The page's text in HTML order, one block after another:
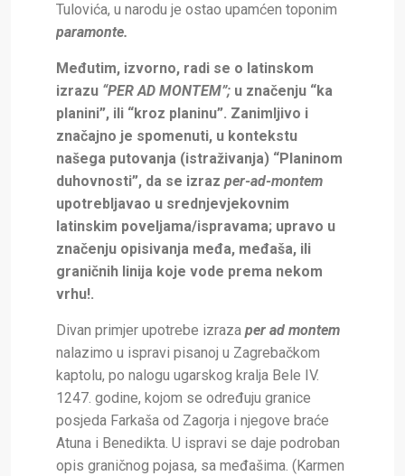
Tulovića, u narodu je ostao upamćen toponim
paramonte.
Međutim, izvorno, radi se o latinskom
izrazu “PER AD MONTEM”; u značenju “ka
planini”, ili “kroz planinu”. Zanimljivo i
značajno je spomenuti, u kontekstu
našega putovanja (istraživanja) “Planinom
duhovnosti”, da se izraz per-ad-montem
upotrebljavao u srednjevjekovnim
latinskim poveljama/ispravama; upravo u
značenju opisivanja međa, međaša, ili
graničnih linija koje vode prema nekom
vrhu!.
Divan primjer upotrebe izraza per ad montem
nalazimo u ispravi pisanoj u Zagrebačkom
kaptolu, po nalogu ugarskog kralja Bele IV.
1247. godine, kojom se određuju granice
posjeda Farkaša od Zagorja i njegove braće
Atuna i Benedikta. U ispravi se daje podroban
opis graničnog pojasa, sa međašima. (Karmen